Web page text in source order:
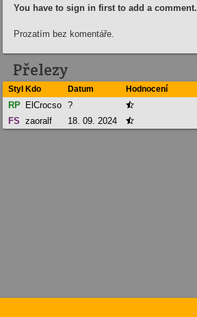
You have to sign in first to add a comment.
Prozatím bez komentáře.
Přelezy
Styl Kdo Datum Hodnocení
RP ElCrocso ? 
FS zaoralf 18. 09. 2024 